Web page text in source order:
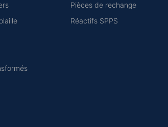
Pièces de rechange
Réactifs SPPS